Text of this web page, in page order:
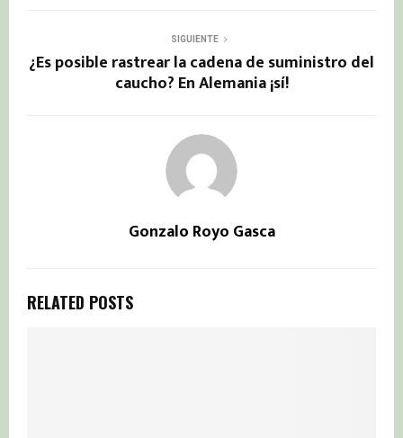
SIGUIENTE
¿Es posible rastrear la cadena de suministro del
caucho? En Alemania ¡sí!
Gonzalo Royo Gasca
RELATED POSTS